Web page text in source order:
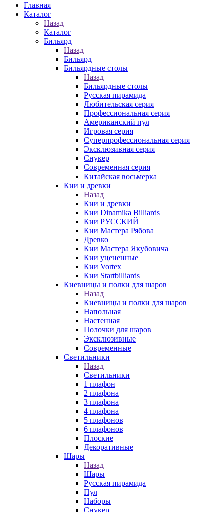
Главная
Каталог
Назад
Каталог
Бильярд
Назад
Бильярд
Бильярдные столы
Назад
Бильярдные столы
Русская пирамида
Любительская серия
Профессиональная серия
Американский пул
Игровая серия
Суперпрофессиональная серия
Эксклюзивная серия
Снукер
Современная серия
Китайская восьмерка
Кии и древки
Назад
Кии и древки
Кии Dinamika Billiards
Кии РУССКИЙ
Кии Мастера Рябова
Древко
Кии Мастера Якубовича
Кии уцененные
Кии Vortex
Кии Startbilliards
Киевницы и полки для шаров
Назад
Киевницы и полки для шаров
Напольная
Настенная
Полочки для шаров
Эксклюзивные
Современные
Светильники
Назад
Светильники
1 плафон
2 плафона
3 плафона
4 плафона
5 плафонов
6 плафонов
Плоские
Декоративные
Шары
Назад
Шары
Русская пирамида
Пул
Наборы
Снукер